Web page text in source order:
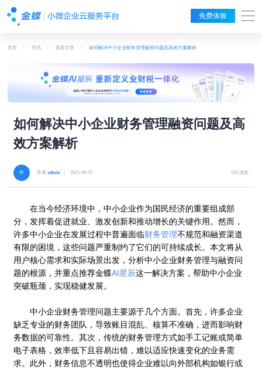
免费体验
首页 > 资讯 > 最新文章 > 如何解决中小企业财务管理融资问题及高效方案解析
如何解决中小企业财务管理融资问题及高
效方案解析
作者admin| 2025-08-25 526 浏览
在当今经济环境中，中小企业作为国民经济的重要组成部
分，发挥着促进就业、激发创新和推动增长的关键作用。然而，
许多中小企业在发展过程中普遍面临财务管理不规范和融资渠道
有限的困境，这些问题严重制约了它们的可持续成长。本文将从
用户核心需求和实际场景出发，分析中小企业财务管理与融资问
题的根源，并重点推荐金蝶AI星辰这一解决方案，帮助中小企业
突破瓶颈，实现稳健发展。
中小企业财务管理问题主要源于几个方面。首先，许多企业
缺乏专业的财务团队，导致账目混乱、核算不准确，进而影响财
务数据的可靠性。其次，传统的财务管理方式如手工记账或简单
电子表格，效率低下且容易出错，难以适应快速变化的业务需
求。此外，财务信息不透明也使得企业难以向外部机构如银行或